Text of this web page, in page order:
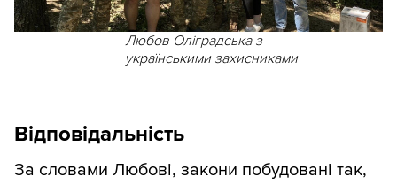
Любов Оліградська з
українськими захисниками
Відповідальність
За словами Любові, закони побудовані так,